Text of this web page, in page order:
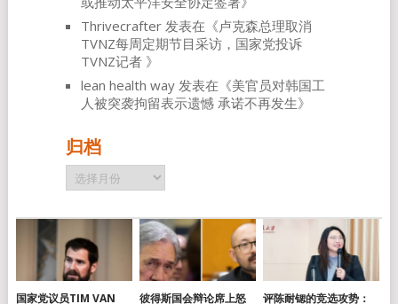
Thrivecrafter发表在《卢克森总理取消
TVNZ每周定期节目采访，国家党投诉
TVNZ记者 》
lean health way发表在《美官员对韩国工
人被突袭拘留表示遗憾 承诺不再发生》
归档
归
档
国家党议员TIM VAN 彼得斯国会辩论席上怒 评陈耐锶的竞选攻势：